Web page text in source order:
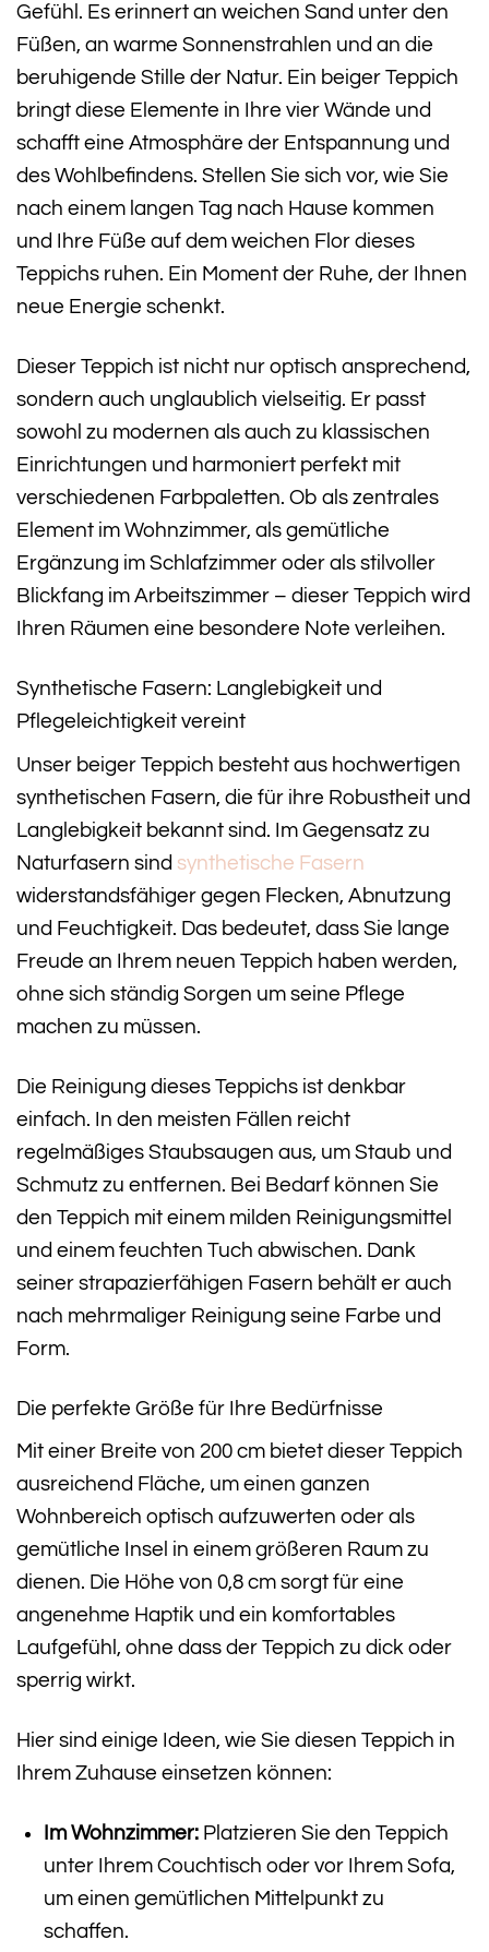
Gefühl. Es erinnert an weichen Sand unter den
Füßen, an warme Sonnenstrahlen und an die
beruhigende Stille der Natur. Ein beiger Teppich
bringt diese Elemente in Ihre vier Wände und
schafft eine Atmosphäre der Entspannung und
des Wohlbefindens. Stellen Sie sich vor, wie Sie
nach einem langen Tag nach Hause kommen
und Ihre Füße auf dem weichen Flor dieses
Teppichs ruhen. Ein Moment der Ruhe, der Ihnen
neue Energie schenkt.
Dieser Teppich ist nicht nur optisch ansprechend,
sondern auch unglaublich vielseitig. Er passt
sowohl zu modernen als auch zu klassischen
Einrichtungen und harmoniert perfekt mit
verschiedenen Farbpaletten. Ob als zentrales
Element im Wohnzimmer, als gemütliche
Ergänzung im Schlafzimmer oder als stilvoller
Blickfang im Arbeitszimmer – dieser Teppich wird
Ihren Räumen eine besondere Note verleihen.
Synthetische Fasern: Langlebigkeit und
Pflegeleichtigkeit vereint
Unser beiger Teppich besteht aus hochwertigen
synthetischen Fasern, die für ihre Robustheit und
Langlebigkeit bekannt sind. Im Gegensatz zu
Naturfasern sind synthetische Fasern
widerstandsfähiger gegen Flecken, Abnutzung
und Feuchtigkeit. Das bedeutet, dass Sie lange
Freude an Ihrem neuen Teppich haben werden,
ohne sich ständig Sorgen um seine Pflege
machen zu müssen.
Die Reinigung dieses Teppichs ist denkbar
einfach. In den meisten Fällen reicht
regelmäßiges Staubsaugen aus, um Staub und
Schmutz zu entfernen. Bei Bedarf können Sie
den Teppich mit einem milden Reinigungsmittel
und einem feuchten Tuch abwischen. Dank
seiner strapazierfähigen Fasern behält er auch
nach mehrmaliger Reinigung seine Farbe und
Form.
Die perfekte Größe für Ihre Bedürfnisse
Mit einer Breite von 200 cm bietet dieser Teppich
ausreichend Fläche, um einen ganzen
Wohnbereich optisch aufzuwerten oder als
gemütliche Insel in einem größeren Raum zu
dienen. Die Höhe von 0,8 cm sorgt für eine
angenehme Haptik und ein komfortables
Laufgefühl, ohne dass der Teppich zu dick oder
sperrig wirkt.
Hier sind einige Ideen, wie Sie diesen Teppich in
Ihrem Zuhause einsetzen können:
Im Wohnzimmer:Platzieren Sie den Teppich
unter Ihrem Couchtisch oder vor Ihrem Sofa,
um einen gemütlichen Mittelpunkt zu
schaffen.